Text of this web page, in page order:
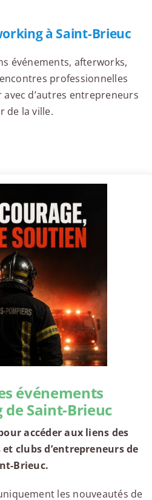
à Saint-Brieuc
événements, afterworks,
professionnelles
d’autres entrepreneurs
de la ville.
événements
Saint-Brieuc
accéder aux liens des
clubs d’entrepreneurs de
Brieuc.
les nouveautés de